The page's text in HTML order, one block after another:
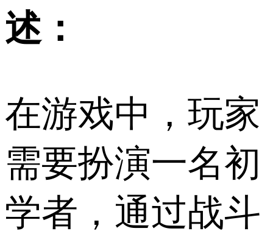
述：
在游戏中，玩家
需要扮演一名初
学者，通过战斗